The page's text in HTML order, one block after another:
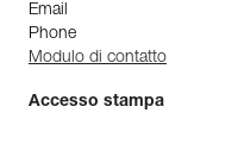
Email
Phone
Modulo di contatto
Accesso stampa